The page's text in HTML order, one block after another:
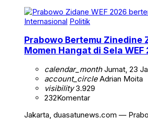
Internasional Politik
Prabowo Bertemu Zinedine
Momen Hangat di Sela WEF
calendar_monthJumat, 23
account_circleAdrian Moita
visibility3.929
232Komentar
Jakarta, duasatunews.com —